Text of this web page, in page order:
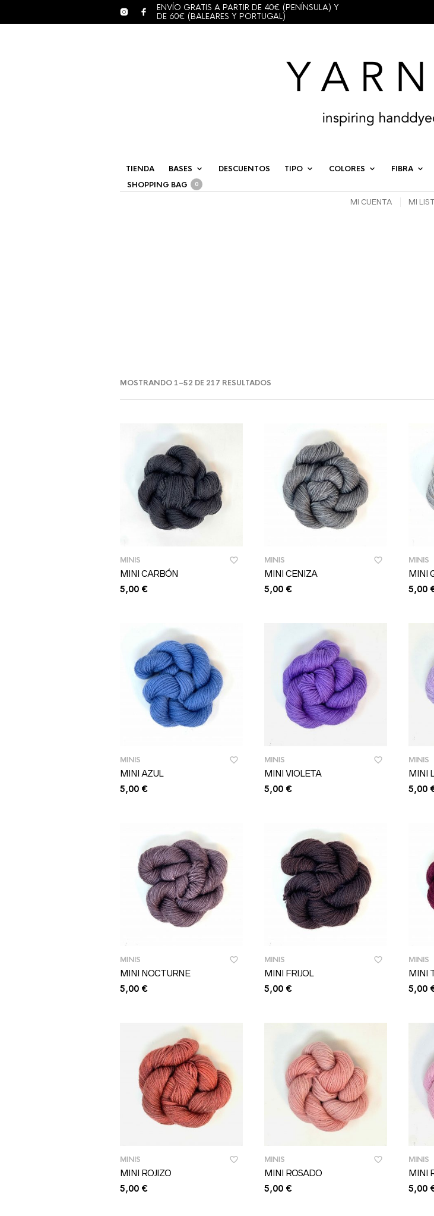
ENVÍO GRATIS A PARTIR DE 40€ (PENÍNSULA) Y
DE 60€ (BALEARES Y PORTUGAL)
TIENDA BASES DESCUENTOS TIPO COLORES FIBRA
SHOPPING BAG
0
MI CUENTA MI
MOSTRANDO 1–52 DE 217 RESULTADOS
MINIS
MINI CARBÓN
5,00 €
MINIS
MINI CENIZA
5,00 €
MINIS
MINI
5,00
MINIS
MINI AZUL
5,00 €
MINIS
MINI VIOLETA
5,00 €
MINIS
MINI
5,00
MINIS
MINI NOCTURNE
5,00 €
MINIS
MINI FRIJOL
5,00 €
MINIS
MINI
5,00
MINIS
MINI ROJIZO
5,00 €
MINIS
MINI ROSADO
5,00 €
MINIS
MINI
5,00